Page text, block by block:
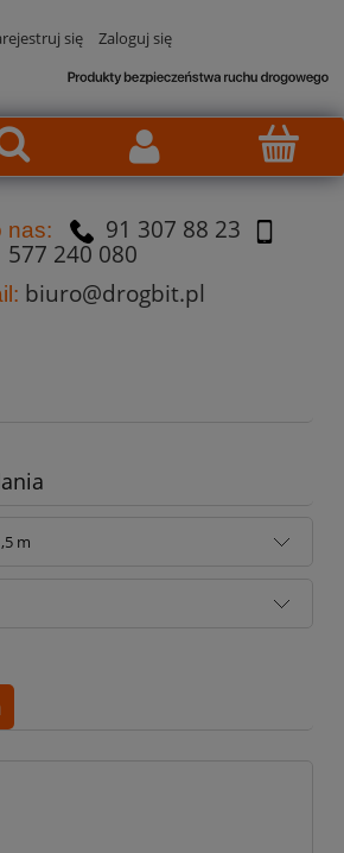
się Zaloguj się
nas:
91 307 88 23
577 240 080
biuro@drogbit.pl
m